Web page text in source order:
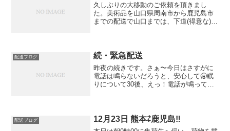
久しぶりの大移動のご依頼を頂きまし
た。美術品を山口県周南市から鹿児島市
までの配送で山口までは、下道(得意な)で
り480kmイッキに...
配送ブログ 続・緊急配送
昨夜の続きです。さぁ〜今日はさすがに
電話は鳴らないだろうと、安心して🥱眠
りについて30後、えっ！電話が鳴ってお
石にゆっくり💤お...
配送ブログ 12月23日 熊本⇄鹿児島‼️